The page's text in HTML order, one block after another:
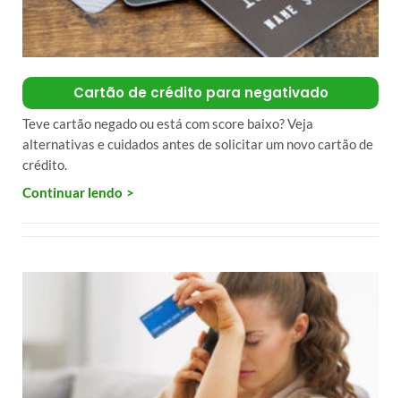
Cartão de crédito para negativado
Teve cartão negado ou está com score baixo? Veja
alternativas e cuidados antes de solicitar um novo cartão de
crédito.
Continuar lendo